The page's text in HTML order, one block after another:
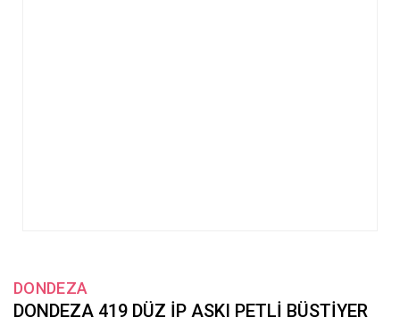
DONDEZA
DONDEZA 419 DÜZ İP ASKI PETLİ BÜSTİYER